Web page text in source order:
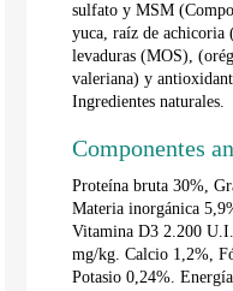
sulfato y MSM
yuca, raíz de achicoria
levaduras (MOS),
valeriana) y
Ingredientes naturales.
Componentes
Proteína bruta 30%,
Materia inorgánica
Vitamina D3 2.200
mg/kg. Calcio 1,2%,
Potasio 0,24%.